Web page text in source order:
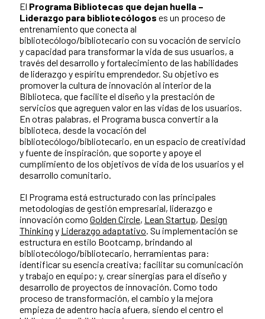
El Programa Bibliotecas que dejan huella –
Liderazgo para bibliotecólogos es un proceso de
entrenamiento que conecta al
bibliotecólogo/bibliotecario con su vocación de servicio
y capacidad para transformar la vida de sus usuarios, a
través del desarrollo y fortalecimiento de las habilidades
de liderazgo y espíritu emprendedor. Su objetivo es
promover la cultura de innovación al interior de la
Biblioteca, que facilite el diseño y la prestación de
servicios que agreguen valor en las vidas de los usuarios.
En otras palabras, el Programa busca convertir a la
biblioteca, desde la vocación del
bibliotecólogo/bibliotecario, en un espacio de creatividad
y fuente de inspiración, que soporte y apoye el
cumplimiento de los objetivos de vida de los usuarios y el
desarrollo comunitario.
El Programa está estructurado con las principales
metodologías de gestión empresarial, liderazgo e
innovación como Golden Circle, Lean Startup, Design
Thinking y Liderazgo adaptativo. Su implementación se
estructura en estilo Bootcamp, brindando al
bibliotecólogo/bibliotecario, herramientas para:
identificar su esencia creativa; facilitar su comunicación
y trabajo en equipo; y, crear sinergias para el diseño y
desarrollo de proyectos de innovación. Como todo
proceso de transformación, el cambio y la mejora
empieza de adentro hacia afuera, siendo el centro el